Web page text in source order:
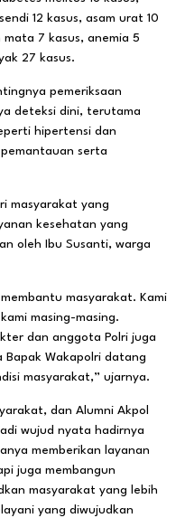
12 kasus, asam urat 10
mata 7 kasus, anemia 5
27 kasus.
pemeriksaan
deteksi dini, terutama
hipertensi dan
serta
masyarakat yang
kesehatan yang
oleh Ibu Susanti, warga
masyarakat. Kami
masing-masing.
dan anggota Polri juga
Bapak Wakapolri datang
masyarakat,” ujarnya.
dan Alumni Akpol
wujud nyata hadirnya
memberikan layanan
juga membangun
masyarakat yang lebih
yang diwujudkan